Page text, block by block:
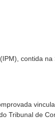
contida na
Tribunal de